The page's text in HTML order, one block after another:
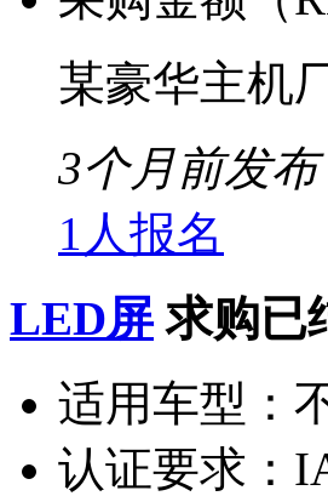
某豪华主机
3个月前发布
1人报名
LED屏 求购已
适用车型：
认证要求：